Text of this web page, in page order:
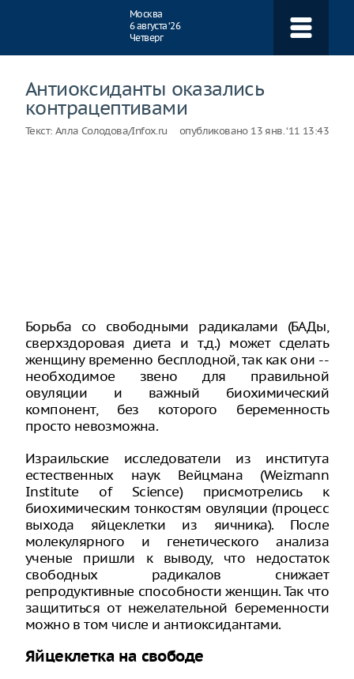
Москва
6 августа ‘26
Четверг
Антиоксиданты оказались
контрацептивами
Текст: Алла Солодова/Infox.ru опубликовано 13 янв. ‘11 13:43
Борьба со свободными радикалами (БАДы,
сверхздоровая диета и т.д.) может сделать
женщину временно бесплодной, так как они --
необходимое звено для правильной
овуляции и важный биохимический
компонент, без которого беременность
просто невозможна.
Израильские исследователи из института
естественных наук Вейцмана (Weizmann
Institute of Science) присмотрелись к
биохимическим тонкостям овуляции (процесс
выхода яйцеклетки из яичника). После
молекулярного и генетического анализа
ученые пришли к выводу, что недостаток
свободных радикалов снижает
репродуктивные способности женщин. Так что
защититься от нежелательной беременности
можно в том числе и антиоксидантами.
Яйцеклетка на свободе